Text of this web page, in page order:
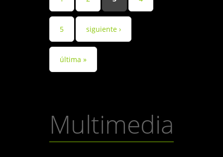
5 siguiente ›
última »
Multimedia